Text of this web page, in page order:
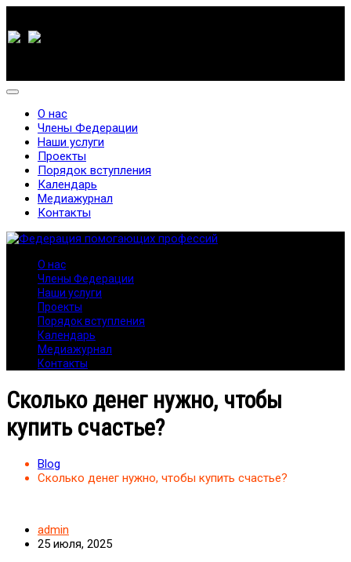
О нас
Члены Федерации
Наши услуги
Проекты
Порядок вступления
Календарь
Медиажурнал
Контакты
О нас
Члены Федерации
Наши услуги
Проекты
Порядок вступления
Календарь
Медиажурнал
Контакты
Сколько денег нужно, чтобы
купить счастье?
Blog
Сколько денег нужно, чтобы купить счастье?
admin
25 июля, 2025